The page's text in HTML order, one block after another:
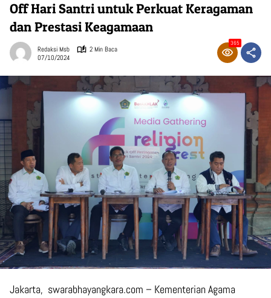
Off Hari Santri untuk Perkuat Keragaman
dan Prestasi Keagamaan
Redaksi Msb
2 Min Baca
07/10/2024
365
Jakarta, swarabhayangkara.com – Kementerian Agama